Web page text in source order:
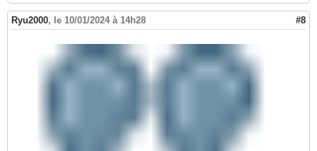
Ryu2000, le 10/01/2024 à 14h28 #8